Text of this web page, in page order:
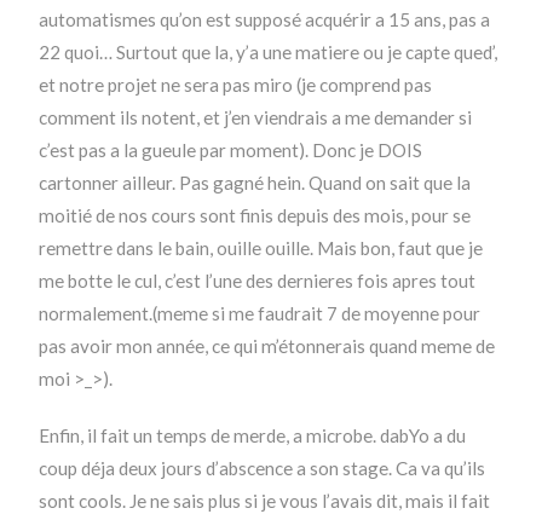
automatismes qu’on est supposé acquérir a 15 ans, pas a
22 quoi… Surtout que la, y’a une matiere ou je capte qued’,
et notre projet ne sera pas miro (je comprend pas
comment ils notent, et j’en viendrais a me demander si
c’est pas a la gueule par moment). Donc je DOIS
cartonner ailleur. Pas gagné hein. Quand on sait que la
moitié de nos cours sont finis depuis des mois, pour se
remettre dans le bain, ouille ouille. Mais bon, faut que je
me botte le cul, c’est l’une des dernieres fois apres tout
normalement.(meme si me faudrait 7 de moyenne pour
pas avoir mon année, ce qui m’étonnerais quand meme de
moi >_>).
Enfin, il fait un temps de merde, a microbe. dabYo a du
coup déja deux jours d’abscence a son stage. Ca va qu’ils
sont cools. Je ne sais plus si je vous l’avais dit, mais il fait